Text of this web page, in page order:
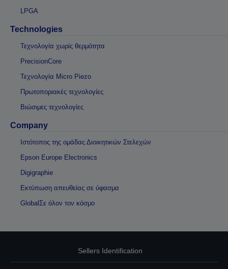
LPGA
Technologies
Τεχνολογία χωρίς θερμότητα
PrecisionCore
Τεχνολογία Micro Piezo
Πρωτοποριακές τεχνολογίες
Βιώσιμες τεχνολογίες
Company
Ιστότοπος της ομάδας Διοικητικών Στελεχών
Epson Europe Electronics
Digigraphie
Εκτύπωση απευθείας σε ύφασμα
GlobalΣε όλον τον κόσμο
Sellers Identification